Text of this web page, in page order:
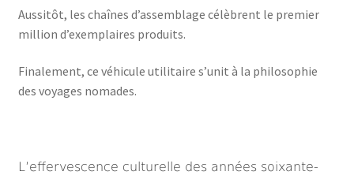
Aussitôt, les chaînes d’assemblage célèbrent le premier
million d’exemplaires produits.
Finalement, ce véhicule utilitaire s’unit à la philosophie
des voyages nomades.
L’effervescence culturelle des années soixante-